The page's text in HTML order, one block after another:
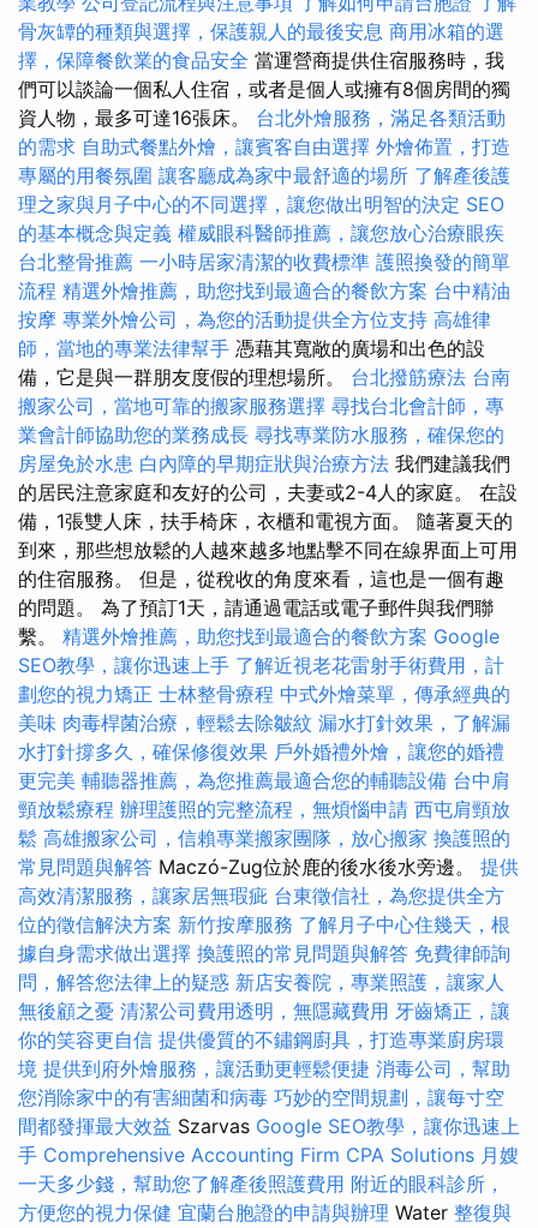
骨灰罈的種類與選擇，保護親人的最後安息 商用冰箱的選
擇，保障餐飲業的食品安全 當運營商提供住宿服務時，我
們可以談論一個私人住宿，或者是個人或擁有8個房間的獨
資人物，最多可達16張床。 台北外燴服務，滿足各類活動
的需求 自助式餐點外燴，讓賓客自由選擇 外燴佈置，打造
專屬的用餐氛圍 讓客廳成為家中最舒適的場所 了解產後護
理之家與月子中心的不同選擇，讓您做出明智的決定 SEO
的基本概念與定義 權威眼科醫師推薦，讓您放心治療眼疾
台北整骨推薦 一小時居家清潔的收費標準 護照換發的簡單
流程 精選外燴推薦，助您找到最適合的餐飲方案 台中精油
按摩 專業外燴公司，為您的活動提供全方位支持 高雄律
師，當地的專業法律幫手 憑藉其寬敞的廣場和出色的設
備，它是與一群朋友度假的理想場所。 台北撥筋療法 台南
搬家公司，當地可靠的搬家服務選擇 尋找台北會計師，專
業會計師協助您的業務成長 尋找專業防水服務，確保您的
房屋免於水患 白內障的早期症狀與治療方法 我們建議我們
的居民注意家庭和友好的公司，夫妻或2-4人的家庭。 在設
備，1張雙人床，扶手椅床，衣櫃和電視方面。 隨著夏天的
到來，那些想放鬆的人越來越多地點擊不同在線界面上可用
的住宿服務。 但是，從稅收的角度來看，這也是一個有趣
的問題。 為了預訂1天，請通過電話或電子郵件與我們聯
繫。 精選外燴推薦，助您找到最適合的餐飲方案 Google
SEO教學，讓你迅速上手 了解近視老花雷射手術費用，計
劃您的視力矯正 士林整骨療程 中式外燴菜單，傳承經典的
美味 肉毒桿菌治療，輕鬆去除皺紋 漏水打針效果，了解漏
水打針撐多久，確保修復效果 戶外婚禮外燴，讓您的婚禮
更完美 輔聽器推薦，為您推薦最適合您的輔聽設備 台中肩
頸放鬆療程 辦理護照的完整流程，無煩惱申請 西屯肩頸放
鬆 高雄搬家公司，信賴專業搬家團隊，放心搬家 換護照的
常見問題與解答 Maczó-Zug位於鹿的後水後水旁邊。 提供
高效清潔服務，讓家居無瑕疵 台東徵信社，為您提供全方
位的徵信解決方案 新竹按摩服務 了解月子中心住幾天，根
據自身需求做出選擇 換護照的常見問題與解答 免費律師詢
問，解答您法律上的疑惑 新店安養院，專業照護，讓家人
無後顧之憂 清潔公司費用透明，無隱藏費用 牙齒矯正，讓
你的笑容更自信 提供優質的不鏽鋼廚具，打造專業廚房環
境 提供到府外燴服務，讓活動更輕鬆便捷 消毒公司，幫助
您消除家中的有害細菌和病毒 巧妙的空間規劃，讓每寸空
間都發揮最大效益 Szarvas Google SEO教學，讓你迅速上
手 Comprehensive Accounting Firm CPA Solutions 月嫂
一天多少錢，幫助您了解產後照護費用 附近的眼科診所，
方便您的視力保健 宜蘭台胞證的申請與辦理 Water 整復與